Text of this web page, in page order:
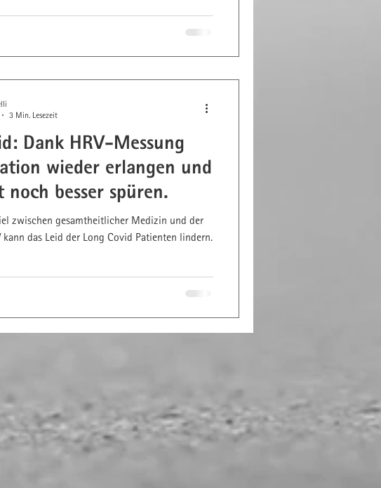
Dank HRV-Messung
wieder erlangen und
noch besser spüren.
zwischen gesamtheitlicher Medizin und der
kann das Leid der Long Covid Patienten lindern.
3 Min. Lesezeit